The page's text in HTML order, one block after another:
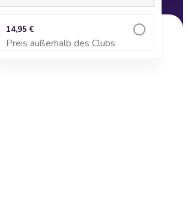
14,95 €
Preis außerhalb des Clubs
Zum Warenkorb hinzufügen